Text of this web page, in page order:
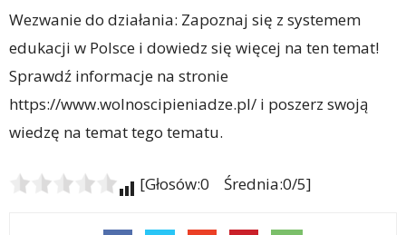
Wezwanie do działania: Zapoznaj się z systemem
edukacji w Polsce i dowiedz się więcej na ten temat!
Sprawdź informacje na stronie
https://www.wolnoscipieniadze.pl/ i poszerz swoją
wiedzę na temat tego tematu.
[Głosów:0 Średnia:0/5]